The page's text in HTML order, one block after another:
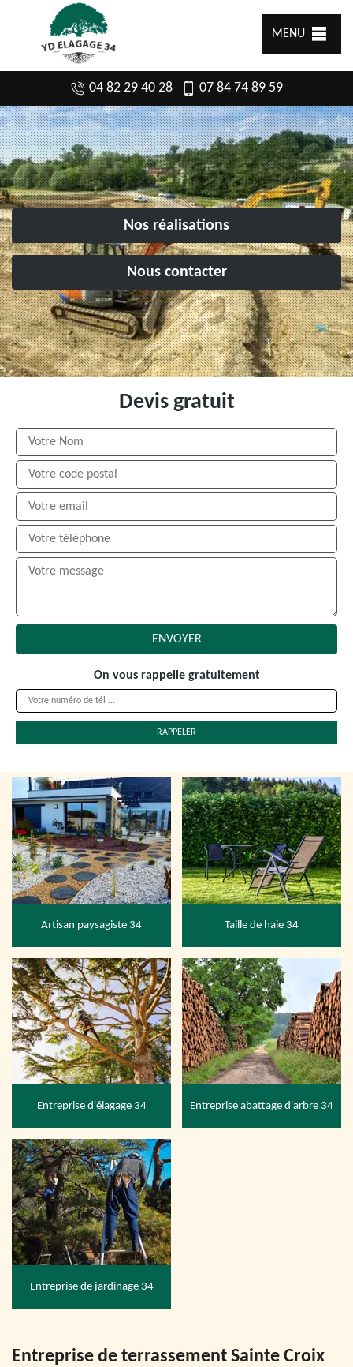
MENU
04 82 29 40 28 07 84 74 89 59
Nos réalisations
Nous contacter
Devis gratuit
On vous rappelle gratuitement
Artisan paysagiste 34 Taille de haie 34
Entreprise d'élagage 34 Entreprise abattage d'arbre 34
Entreprise de jardinage 34
Entreprise de terrassement Sainte Croix